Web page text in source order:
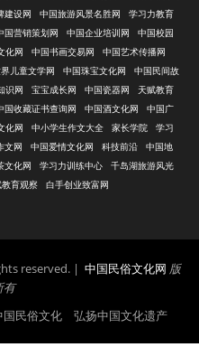
建设网 中国旅游风景名胜网
学习力教育
国营销策划网 中国企业培训网
中国校园
化网 中国书画交易网
中国艺术传播网
儿童文学网 中国珠宝文化网
中国民间故
识网 宝宝成长网 中国瓷器网
天赋教育
国收藏证书查询网 中国酒文化网
中国广
化网 中小学生作文大全 家长学院
学习
文网 中国爱情文化网 科技前沿
中国地
文化网 学习力训练中心
千岛湖旅游风光
教育观察 白手创业致富网
reserved. | 中国民俗文化网 版
有
民俗文化 弘扬中国文化遗产